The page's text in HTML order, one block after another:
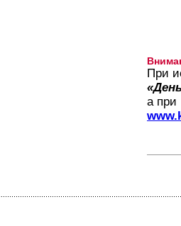
При
а при